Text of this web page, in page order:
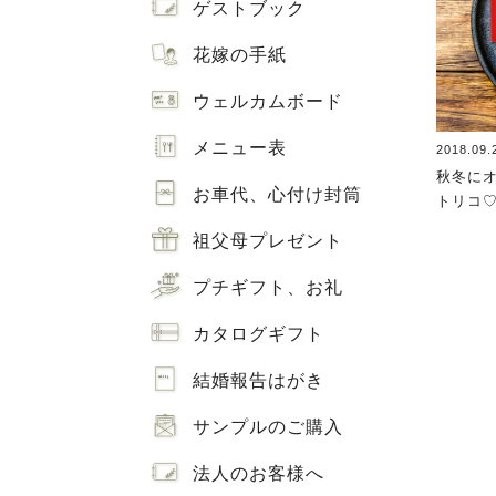
ゲストブック
花嫁の手紙
ウェルカムボード
メニュー表
お車代、心付け封筒
祖父母プレゼント
プチギフト、お礼
カタログギフト
結婚報告はがき
サンプルのご購入
法人のお客様へ
秋冬に
トリ